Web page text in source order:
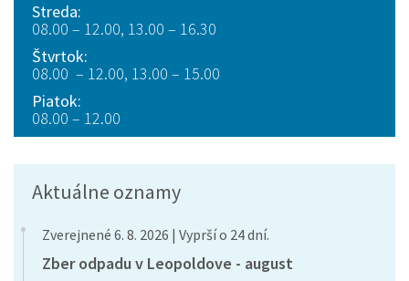
Streda:
08.00 – 12.00, 13.00 – 16.30
Štvrtok:
08.00 – 12.00, 13.00 – 15.00
Piatok:
08.00 – 12.00
Aktuálne oznamy
Zverejnené 6. 8. 2026 | Vyprší o 24 dní.
Zber odpadu v Leopoldove - august